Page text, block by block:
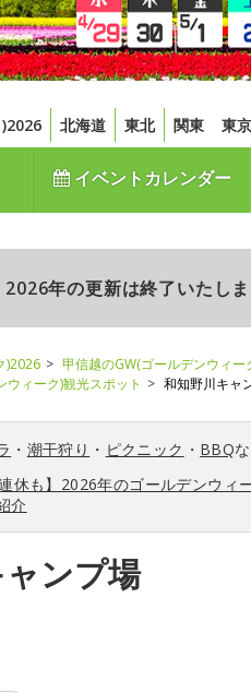
北海道 東北 関東 東京
イベントカレンダー
2026年の更新は終了いたし
)2026 甲信越のGW(ゴールデンウィ
ィーク)観光スポット
和知野川キャ
・ 潮干狩り ・ ピクニック ・ BBQ
連休も】2026年のゴールデンウィ
介
ンプ場